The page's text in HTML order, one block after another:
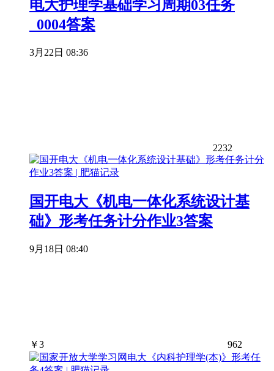
电大护理学基础学习周期03任务
_0004答案
3月22日 08:36
2232
国开电大《机电一体化系统设计基
础》形考任务计分作业3答案
9月18日 08:40
￥3 962